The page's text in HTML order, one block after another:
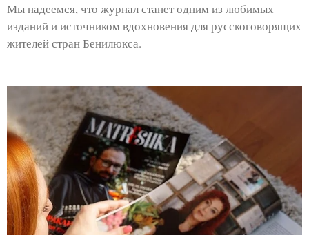
Мы надеемся, что журнал станет одним из любимых
изданий и источником вдохновения для русскоговорящих
жителей стран Бенилюкса.